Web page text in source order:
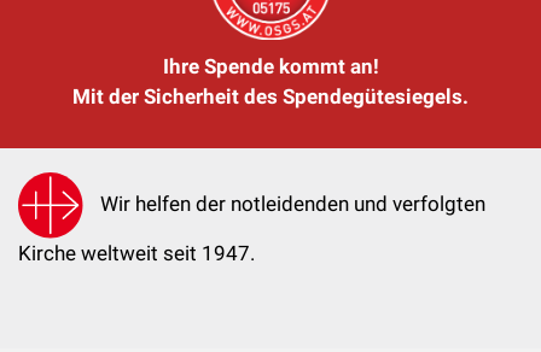
Ihre Spende kommt an!
Mit der Sicherheit des Spendegütesiegels.
Wir helfen der notleidenden und verfolgten
Kirche weltweit seit 1947.